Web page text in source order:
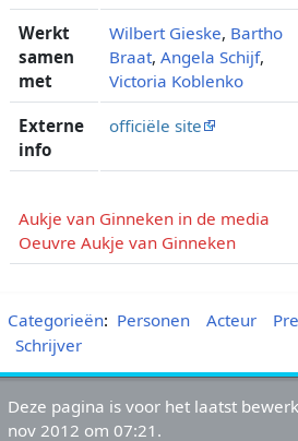
Werkt
samen
met
Wilbert Gieske, Bartho
Braat, Angela Schijf,
Victoria Koblenko
Externe
info
officiële site
Aukje van Ginneken in de media
Oeuvre Aukje van Ginneken
Categorieën: Personen Acteur
Schrijver
Deze pagina is voor het laatst
nov 2012 om 07:21.